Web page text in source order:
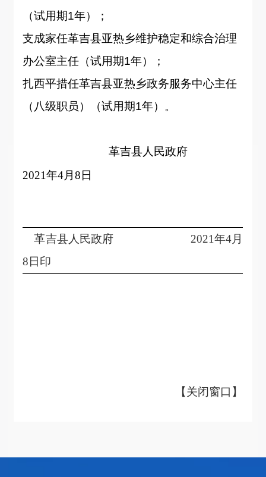
（试用期1年）；
支成家任革吉县亚热乡维护稳定和综合治理
办公室主任 （试用期1年）；
扎西平措任革吉县亚热乡政务服务中心主任
（八级职员）
（试用期1年）。
革吉县人民政府
2021年4月8日
革吉县人民政府 2021年4月
8日印
【关闭窗口 】